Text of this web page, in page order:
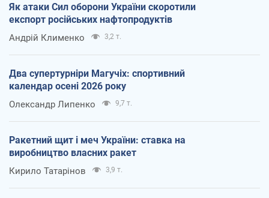
Як атаки Сил оборони України скоротили
експорт російських нафтопродуктів
Андрій Клименко 3,2 т.
Два супертурніри Магучіх: спортивний
календар осені 2026 року
Олександр Липенко 9,7 т.
Ракетний щит і меч України: ставка на
виробництво власних ракет
Кирило Татарінов 3,9 т.